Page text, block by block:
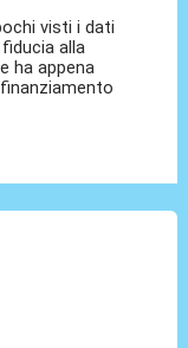
visti i dati
alla
ha appena